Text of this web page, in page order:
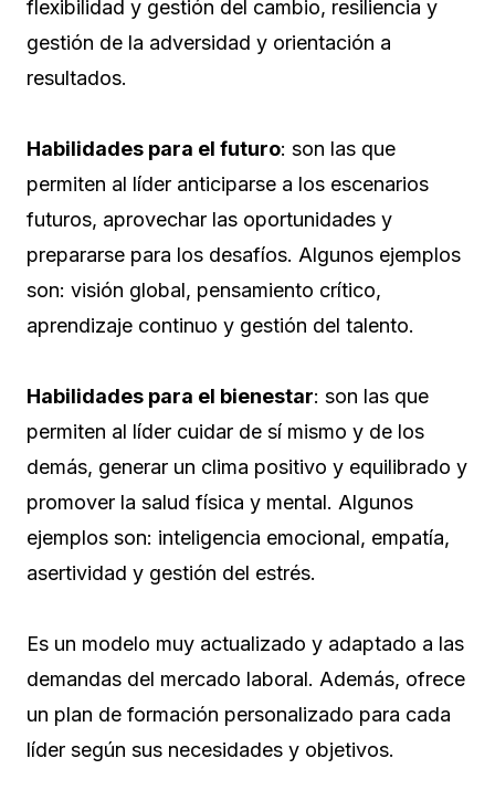
flexibilidad y gestión del cambio, resiliencia y
gestión de la adversidad y orientación a
resultados.
Habilidades para el futuro: son las que
permiten al líder anticiparse a los escenarios
futuros, aprovechar las oportunidades y
prepararse para los desafíos. Algunos ejemplos
son: visión global, pensamiento crítico,
aprendizaje continuo y gestión del talento.
Habilidades para el bienestar: son las que
permiten al líder cuidar de sí mismo y de los
demás, generar un clima positivo y equilibrado y
promover la salud física y mental. Algunos
ejemplos son: inteligencia emocional, empatía,
asertividad y gestión del estrés.
Es un modelo muy actualizado y adaptado a las
demandas del mercado laboral. Además, ofrece
un plan de formación personalizado para cada
líder según sus necesidades y objetivos.